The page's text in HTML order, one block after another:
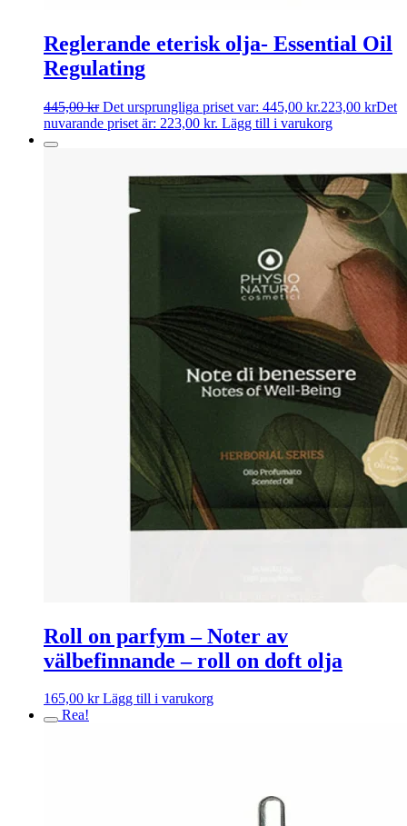
Reglerande eterisk olja- Essential Oil
Regulating
445,00kr Det ursprungliga priset var: 445,00 kr.223,00 krDet
nuvarande priset är: 223,00 kr. Lägg till i varukorg
Roll on parfym – Noter av
välbefinnande – roll on doft olja
165,00 kr Lägg till i varukorg
Rea!